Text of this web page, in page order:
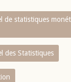
de statistiques
des Statistiques